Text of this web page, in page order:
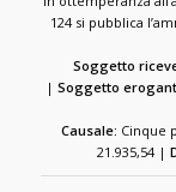
124 si pubblica
Soggetto
|Soggetto
Causale: Cinque
21.935,54 |